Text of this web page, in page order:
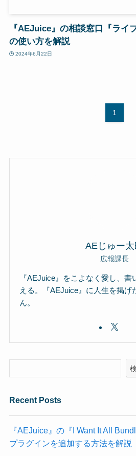
『AEJuice』の相談窓口『ライ
の使い方を解説
2024年6月22日
1
AEじゅー太
広報課長
『AEJuice』をこよなく愛し、
える。『AEJuice』に人生を掲げ
ん。
Recent Posts
『AEJuice』の『I Want It All
プラグインを追加する方法を解説